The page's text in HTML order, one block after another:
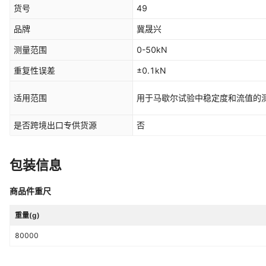
货号 49
品牌 冀晟兴
测量范围 0-50kN
重复性误差 ±0.1kN
适用范围 用于马歇尔试验中稳定度和流值的
是否跨境出口专供货源 否
包装信息
商品件重尺
重量(g)
80000